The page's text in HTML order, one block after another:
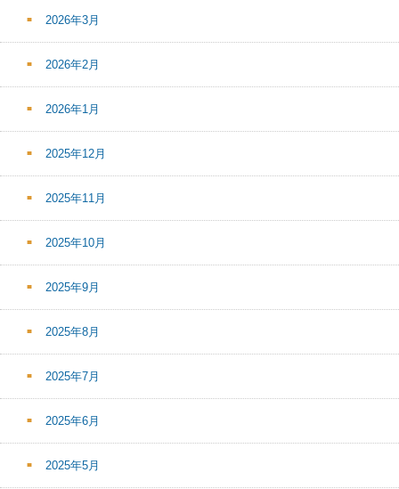
2026年3月
2026年2月
2026年1月
2025年12月
2025年11月
2025年10月
2025年9月
2025年8月
2025年7月
2025年6月
2025年5月